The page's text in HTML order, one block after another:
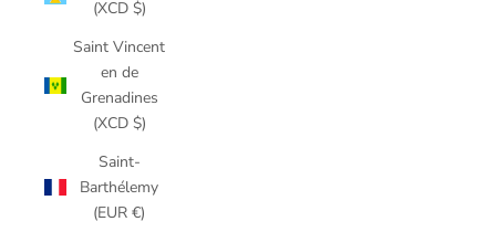
(XCD $)
Saint Vincent
en de
Grenadines
(XCD $)
Saint-
Barthélemy
(EUR €)